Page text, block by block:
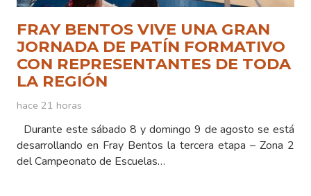
FRAY BENTOS VIVE UNA GRAN
JORNADA DE PATÍN FORMATIVO
CON REPRESENTANTES DE TODA
LA REGIÓN
hace 21 horas
Durante este sábado 8 y domingo 9 de agosto se está
desarrollando en Fray Bentos la tercera etapa – Zona 2
del Campeonato de Escuelas…